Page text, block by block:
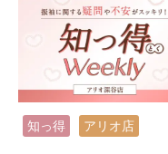
知っ得 アリオ店